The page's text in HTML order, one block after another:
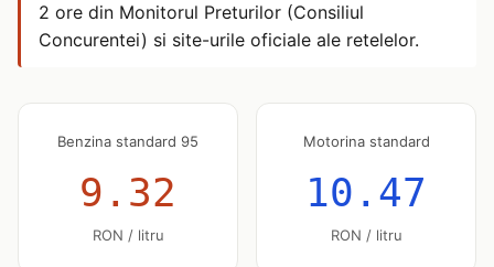
2 ore din Monitorul Preturilor (Consiliul
Concurentei) si site-urile oficiale ale retelelor.
Benzina standard 95
9.32
RON / litru
Motorina standard
10.47
RON / litru